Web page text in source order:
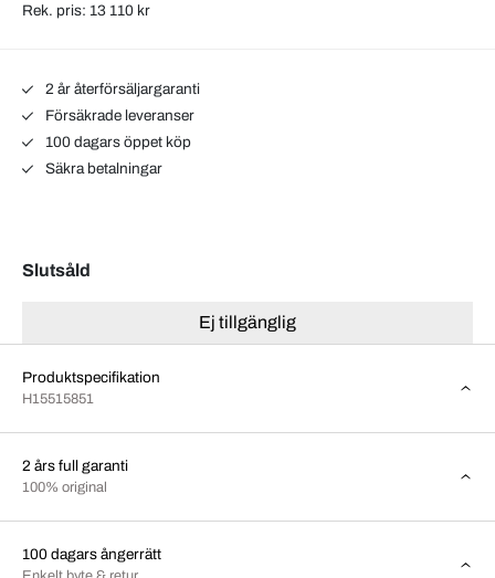
Rek. pris: 13 110 kr
2 år återförsäljargaranti
Försäkrade leveranser
100 dagars öppet köp
Säkra betalningar
Slutsåld
Ej tillgänglig
Produktspecifikation
H15515851
2 års full garanti
100% original
100 dagars ångerrätt